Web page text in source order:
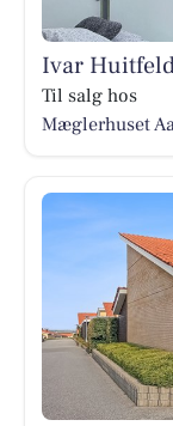
Ivar
Til salg hos
Mæglerhuset